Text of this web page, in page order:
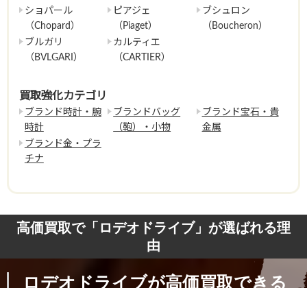
ショパール
（Chopard）
ピアジェ
（Piaget）
ブシュロン
（Boucheron）
ブルガリ
（BVLGARI）
カルティエ
（CARTIER）
買取強化カテゴリ
ブランド時計・腕
時計
ブランドバッグ
（鞄）・小物
ブランド宝石・貴
金属
ブランド金・プラ
チナ
高価買取で「ロデオドライブ」が選ばれる理
由
ロデオドライブが高価買取できる